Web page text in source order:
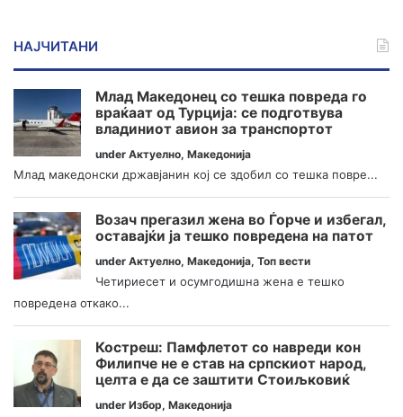
НАЈЧИТАНИ
Млад Македонец со тешка повреда го
враќаат од Турција: се подготвува
владиниот авион за транспортот
under Актуелно, Македонија
Млад македонски државјанин кој се здобил со тешка повре...
Возач прегазил жена во Ѓорче и избегал,
оставајќи ја тешко повредена на патот
under Актуелно, Македонија, Топ вести
Четириесет и осумгодишна жена е тешко
повредена откако...
Костреш: Памфлетот со навреди кон
Филипче не е став на српскиот народ,
целта е да се заштити Стоиљковиќ
under Избор, Македонија